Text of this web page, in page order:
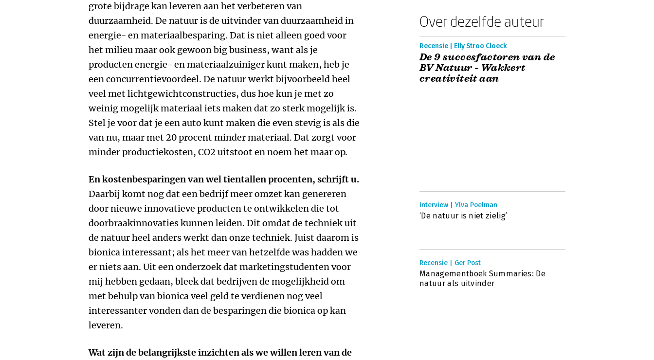
grote bijdrage kan leveren aan het verbeteren van
duurzaamheid. De natuur is de uitvinder van duurzaamheid in
energie- en materiaalbesparing. Dat is niet alleen goed voor
het milieu maar ook gewoon big business, want als je
producten energie- en materiaalzuiniger kunt maken, heb je
een concurrentievoordeel. De natuur werkt bijvoorbeeld heel
veel met lichtgewichtconstructies, dus hoe kun je met zo
weinig mogelijk materiaal iets maken dat zo sterk mogelijk is.
Stel je voor dat je een auto kunt maken die even stevig is als die
van nu, maar met 20 procent minder materiaal. Dat zorgt voor
minder productiekosten, CO2 uitstoot en noem het maar op.
En kostenbesparingen van wel tientallen procenten, schrijft u.
Daarbij komt nog dat een bedrijf meer omzet kan genereren
door nieuwe innovatieve producten te ontwikkelen die tot
doorbraakinnovaties kunnen leiden. Dit omdat de techniek uit
de natuur heel anders werkt dan onze techniek. Juist daarom is
bionica interessant; als het meer van hetzelfde was hadden we
er niets aan. Uit een onderzoek dat marketingstudenten voor
mij hebben gedaan, bleek dat bedrijven de mogelijkheid om
met behulp van bionica veel geld te verdienen nog veel
interessanter vonden dan de besparingen die bionica op kan
leveren.
Wat zijn de belangrijkste inzichten als we willen leren van de
Over dezelfde auteur
Recensie | Elly Stroo Cloeck
De 9 succesfactoren van de
BV Natuur - Wakkert
creativiteit aan
Interview | Ylva Poelman
‘De natuur is niet zielig’
Recensie | Ger Post
Managementboek Summaries: De
natuur als uitvinder